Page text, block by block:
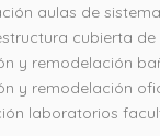
aulas de
cubierta
y remodelación
y remodelación
laboratorios